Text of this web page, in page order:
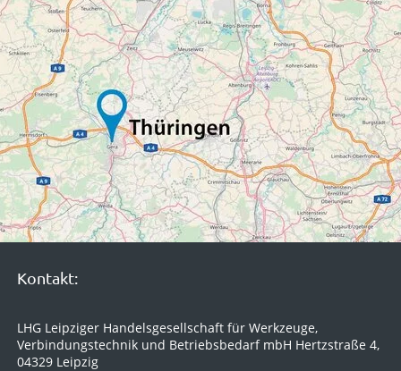
Kontakt:
LHG Leipziger Handelsgesellschaft für Werkzeuge,
Verbindungstechnik und Betriebsbedarf mbH Hertzstraße 4,
04329 Leipzig